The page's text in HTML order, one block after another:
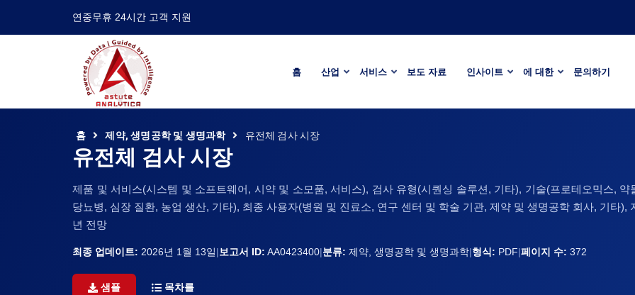
연중무휴 24시간 고객 지원
홈 산업 서비스 보도 자료 인사이트 에 대한 문의하기
홈 제약, 생명공학 및 생명과학 유전체 검사 시장
유전체 검사 시장
제품 및 서비스(시스템 및 소프트웨어, 시약 및 소모품, 서비스), 검사 유형(시퀀싱 솔루션, 기타), 기술(프로테오믹스,
당뇨병, 심장 질환, 농업 생산, 기타), 최종 사용자(병원 및 진료소, 연구 센터 및 학술 기관, 제약 및 생명공학 회사, 기타),
년 전망
최종 업데이트: 2026년 1월 13일|보고서 ID: AA0423400|분류: 제약, 생명공학 및 생명과학|형식: PDF|페이지 수: 372
샘플 목차를